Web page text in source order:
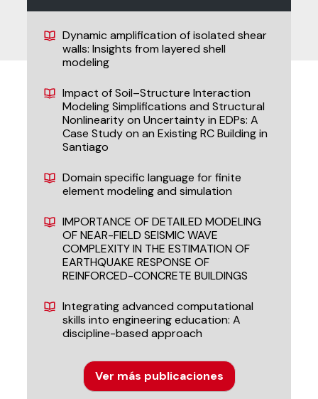
Dynamic amplification of isolated shear
walls: Insights from layered shell
modeling
Impact of Soil–Structure Interaction
Modeling Simplifications and Structural
Nonlinearity on Uncertainty in EDPs: A
Case Study on an Existing RC Building in
Santiago
Domain specific language for finite
element modeling and simulation
IMPORTANCE OF DETAILED MODELING
OF NEAR-FIELD SEISMIC WAVE
COMPLEXITY IN THE ESTIMATION OF
EARTHQUAKE RESPONSE OF
REINFORCED-CONCRETE BUILDINGS
Integrating advanced computational
skills into engineering education: A
discipline-based approach
Ver más publicaciones